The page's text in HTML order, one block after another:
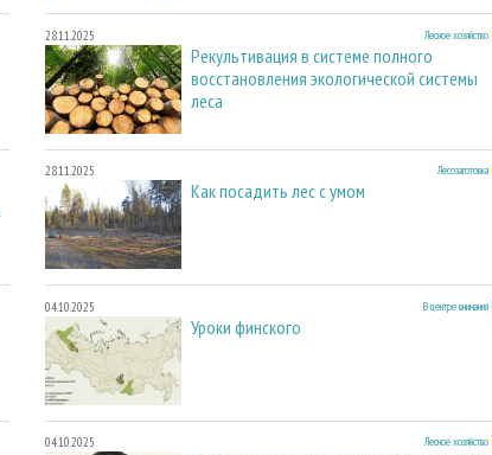
28.11.2025 Лесное хозяйство
Рекультивация в системе полного
восстановления экологической системы
леса
28.11.2025 Лесозаготовка
Как посадить лес с умом
04.10.2025 В центре внимания
Уроки финского
04.10.2025 Лесное хозяйство